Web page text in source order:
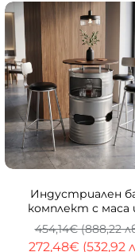
Индустриален
комплект с маса
стола Vault
272,48€ (532,92
454,14€ (888,22